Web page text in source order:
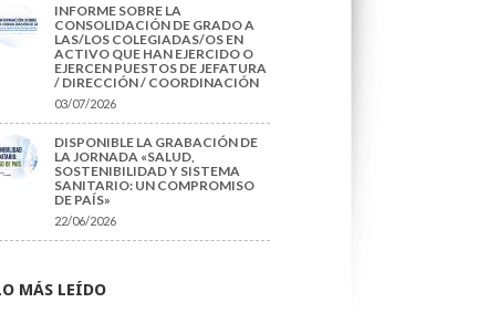
INFORME SOBRE LA
CONSOLIDACIÓN DE GRADO A
LAS/LOS COLEGIADAS/OS EN
ACTIVO QUE HAN EJERCIDO O
EJERCEN PUESTOS DE JEFATURA
/ DIRECCIÓN / COORDINACIÓN
03/07/2026
DISPONIBLE LA GRABACIÓN DE
LA JORNADA «SALUD,
SOSTENIBILIDAD Y SISTEMA
SANITARIO: UN COMPROMISO
DE PAÍS»
22/06/2026
MÁS LEÍDO